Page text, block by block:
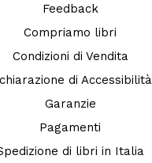
Feedback
Compriamo libri
Condizioni di Vendita
di Accessibilità
Garanzie
Pagamenti
di libri in Italia